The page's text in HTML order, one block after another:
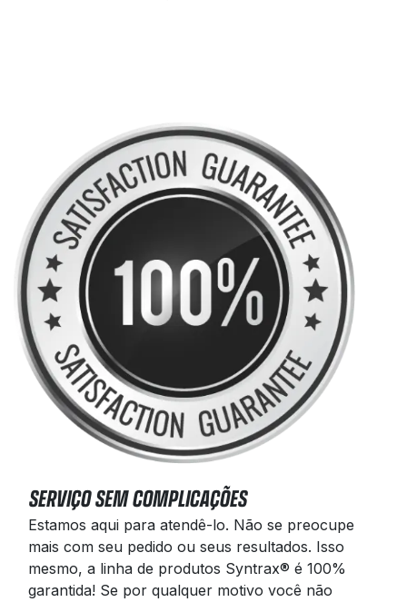
SERVIÇO SEM COMPLICAÇÕES
Estamos aqui para atendê-lo. Não se preocupe
mais com seu pedido ou seus resultados. Isso
mesmo, a linha de produtos Syntrax® é 100%
garantida! Se por qualquer motivo você não